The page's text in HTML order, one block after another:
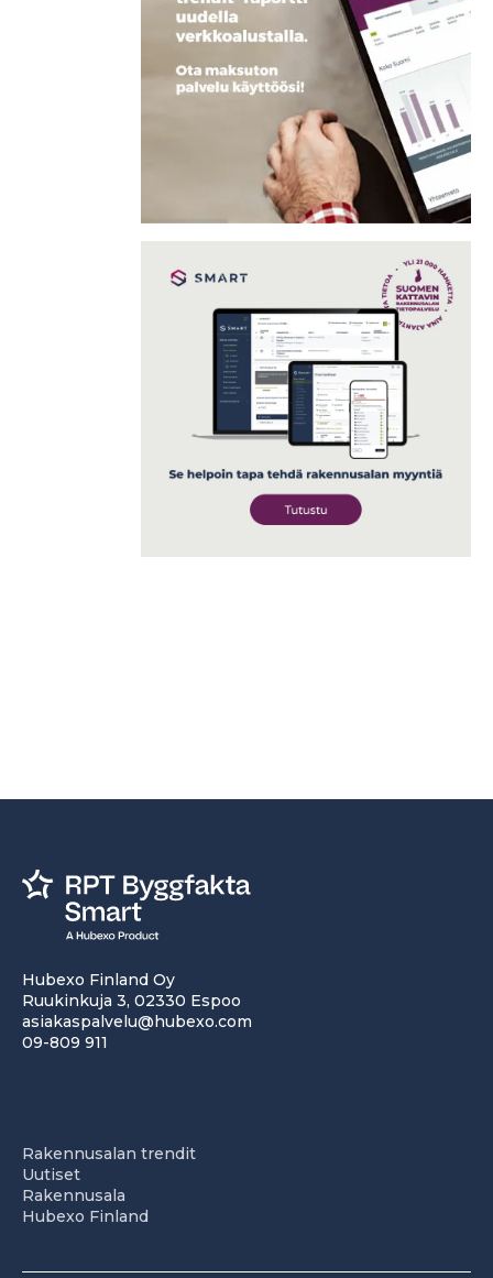
Hubexo Finland Oy
Ruukinkuja 3, 02330 Espoo
asiakaspalvelu@hubexo.com
09-809 911
Rakennusalan trendit
Uutiset
Rakennusala
Hubexo Finland